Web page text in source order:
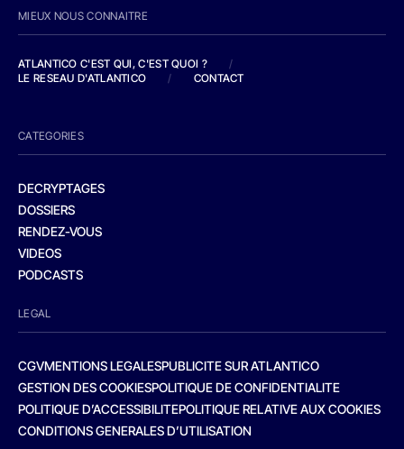
MIEUX NOUS CONNAITRE
ATLANTICO C'EST QUI, C'EST QUOI ?
/
LE RESEAU D'ATLANTICO
/ CONTACT
CATEGORIES
DECRYPTAGES
DOSSIERS
RENDEZ-VOUS
VIDEOS
PODCASTS
LEGAL
CGVMENTIONS LEGALESPUBLICITE SUR ATLANTICO
GESTION DES COOKIESPOLITIQUE DE CONFIDENTIALITE
POLITIQUE D’ACCESSIBILITEPOLITIQUE RELATIVE AUX COOKIES
CONDITIONS GENERALES D’UTILISATION